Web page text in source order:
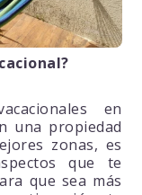
en
una propiedad
zonas, es
que te
que sea más